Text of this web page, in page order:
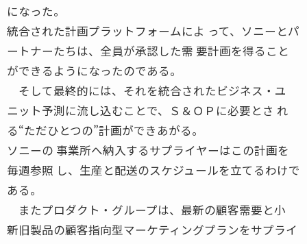
になった。
統合された計画プラットフォームによ って、ソニーとパ
ートナーたちは、全員が承認した需 要計画を得ること
ができるようになったのである。
そして最終的には、それを統合されたビジネス・ユ
ニット予測に流し込むことで、Ｓ＆ＯＰに必要とさ れ
る“ただひとつの”計画ができあがる。
ソニーの 事業所へ納入するサプライヤーはこの計画を
毎週参照 し、生産と配送のスケジュールを立てるわけで
ある。
またプロダクト・グループは、最新の顧客需要と小
新旧製品の顧客指向型マーケティングプランをサプライ